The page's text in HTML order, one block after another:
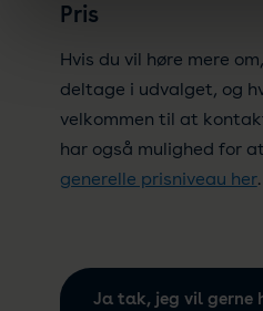
Pris
Hvis du vil høre mere
deltage i udvalget, og
velkommen til at
har også mulighed for
generelle prisniveau her.
Ja tak, jeg vil gerne